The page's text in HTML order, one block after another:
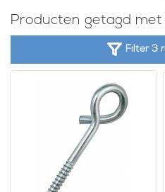
Producten getagd met
Filter 3